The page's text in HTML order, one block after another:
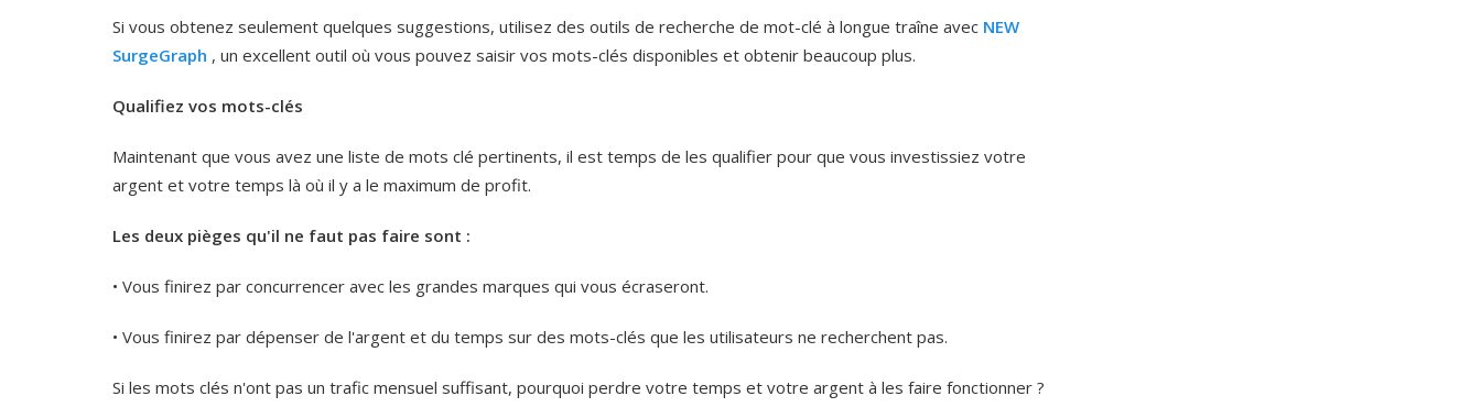
Si vous obtenez seulement quelques suggestions, utilisez des outils de recherche de mot-clé à longue traîne avec NEW
SurgeGraph , un excellent outil où vous pouvez saisir vos mots-clés disponibles et obtenir beaucoup plus.
Qualifiez vos mots-clés
Maintenant que vous avez une liste de mots clé pertinents, il est temps de les qualifier pour que vous investissiez votre
argent et votre temps là où il y a le maximum de profit.
Les deux pièges qu'il ne faut pas faire sont :
• Vous finirez par concurrencer avec les grandes marques qui vous écraseront.
• Vous finirez par dépenser de l'argent et du temps sur des mots-clés que les utilisateurs ne recherchent pas.
Si les mots clés n'ont pas un trafic mensuel suffisant, pourquoi perdre votre temps et votre argent à les faire fonctionner ?